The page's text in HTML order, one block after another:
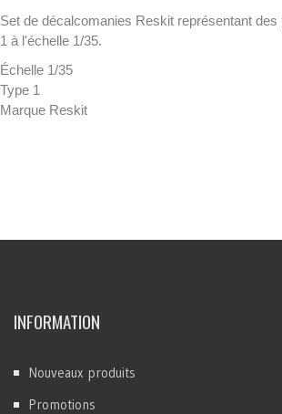
Set de décalcomanies Reskit représentant
1 à l'échelle 1/35.
Échelle 1/35
Type 1
Marque Reskit
INFORMATION
Nouveaux produits
Promotions